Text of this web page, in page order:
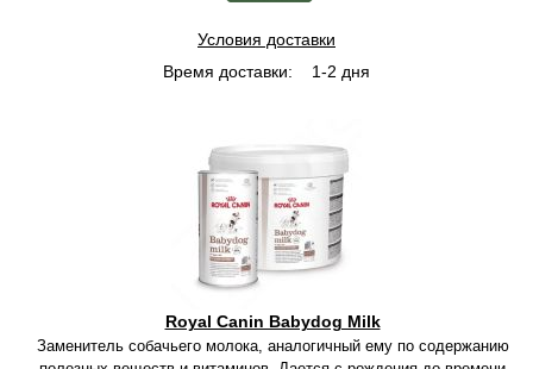
Условия доставки
Время доставки:
1-2 дня
Royal Canin Babydog Milk
Заменитель собачьего молока, аналогичный ему по содержанию